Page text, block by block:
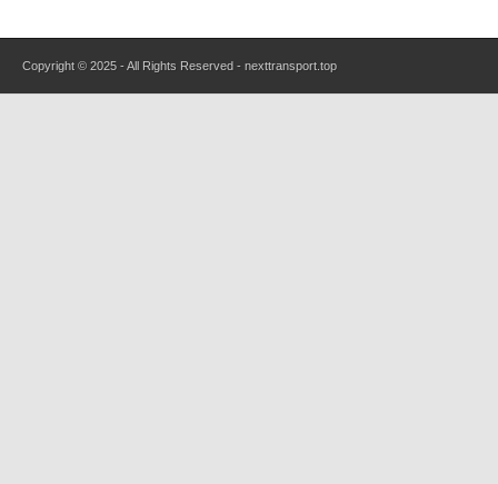
Copyright © 2025 - All Rights Reserved - nexttransport.top